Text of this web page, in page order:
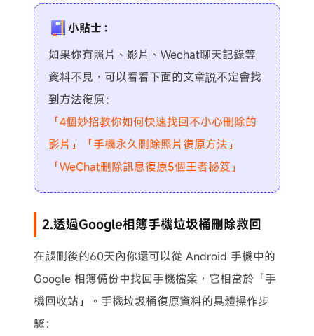
小貼士：
如果你有照片、影片、Wechat聊天記錄等
資料不見，可以看看下面的文章説不定會找
到方法復原：
「4個妙招教你如何快速找回不小心刪除的
影片」
「手機永久刪除照片復原方法」
「WeChat刪除訊息復原5個王者秘笈」
2.透過Google相簿手機垃圾桶刪除救回
在誤刪後的60天內你還可以從 Android 手機中的
Google 相簿備份中找回手機檔案，它相當於「手
機回收站」。手機垃圾桶復原資料的具體操作步
驟：